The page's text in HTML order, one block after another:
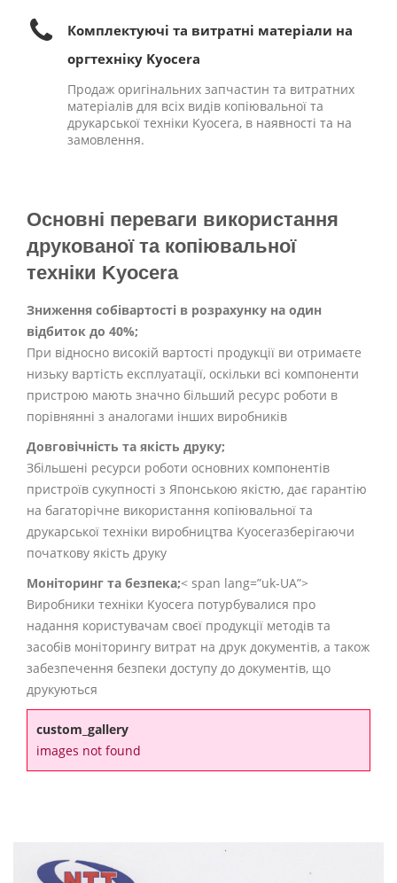
Комплектуючі та витратні матеріали на
оргтехніку Kyocera
Продаж оригінальних запчастин та витратних
матеріалів для всіх видів копіювальної та
друкарської техніки Kyocera, в наявності та на
замовлення.
Основні переваги використання
друкованої та копіювальної
техніки Kyocera
Зниження собівартості в розрахунку на один
відбиток до 40%;
При відносно високій вартості продукції ви отримаєте
низьку вартість експлуатації, оскільки всі компоненти
пристрою мають значно більший ресурс роботи в
порівнянні з аналогами інших виробників
Довговічність та якість друку;
Збільшені ресурси роботи основних компонентів
пристроїв сукупності з Японською якістю, дає гарантію
на багаторічне використання копіювальної та
друкарської техніки виробництва Kyoceraзберігаючи
початкову якість друку
Моніторинг та безпека;< span lang=”uk-UA”>
Виробники техніки Kyocera потурбувалися про
надання користувачам своєї продукції методів та
засобів моніторингу витрат на друк документів, а також
забезпечення безпеки доступу до документів, що
друкуються
custom_gallery
images not found